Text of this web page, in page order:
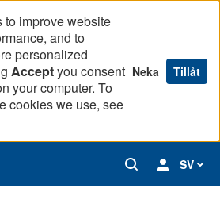
improve website
and to
personalized
Acceptyou consent
your computer. To
cookies we use, see
Neka Tillåt
SV